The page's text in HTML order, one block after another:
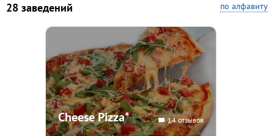
28 заведений по алфавиту
Cheese Pizza* 14 отзывов